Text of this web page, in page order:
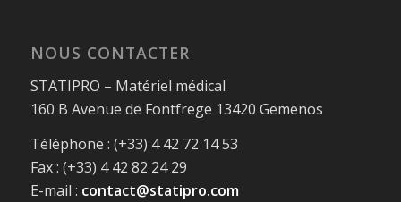
NOUS CONTACTER
STATIPRO – Matériel médical
160 B Avenue de Fontfrege 13420 Gemenos
Téléphone : (+33) 4 42 72 14 53
Fax : (+33) 4 42 82 24 29
E-mail : contact@statipro.com